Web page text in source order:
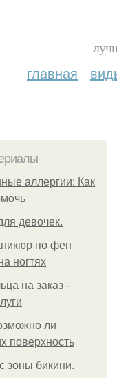
главная
аллергии: Как
девочек.
по фен
ногтях
на заказ -
ли
поверхность
зоны бикини.